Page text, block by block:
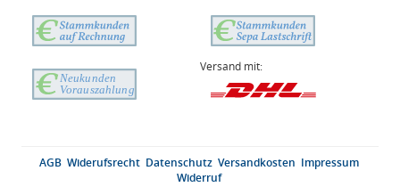
Versand mit:
AGB Widerufsrecht Datenschutz Versandkosten Impressum
Widerruf